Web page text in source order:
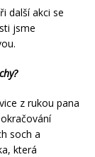
další akci se
jsme
z rukou pana
soch a
která